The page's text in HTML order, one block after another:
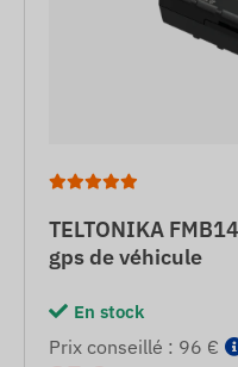
TELTONIKA
gps de véhicule
En stock
Prix ​​conseillé : 96 €